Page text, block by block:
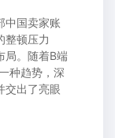
国卖家账
整顿压力
局。随着B端
种趋势，深
交出了亮眼